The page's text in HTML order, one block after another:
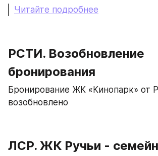
Читайте подробнее
РСТИ. Возобновление
бронирования
Бронирование ЖК «Кинопарк» от
возобновлено
ЛСР. ЖК Ручьи -